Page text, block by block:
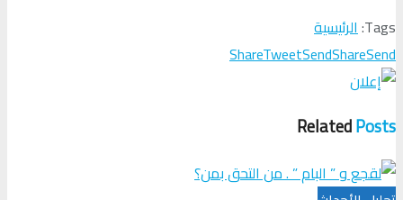
Tags: الرئيسية
ShareTweetSendShareSend
RelatedPosts